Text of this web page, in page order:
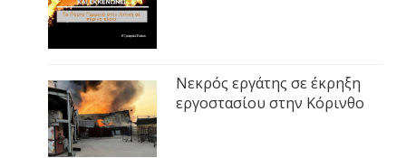
Νεκρός εργάτης σε έκρηξη
εργοστασίου στην Κόρινθο